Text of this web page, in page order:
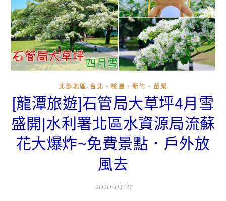
北部地區-台北、桃園、新竹、苗栗
[龍潭旅遊]石管局大草坪4月雪
盛開|水利署北區水資源局流蘇
花大爆炸~免費景點．戶外放
風去
2020/03/27